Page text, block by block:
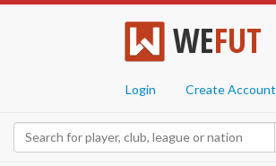
WEFUT
Login Create Account